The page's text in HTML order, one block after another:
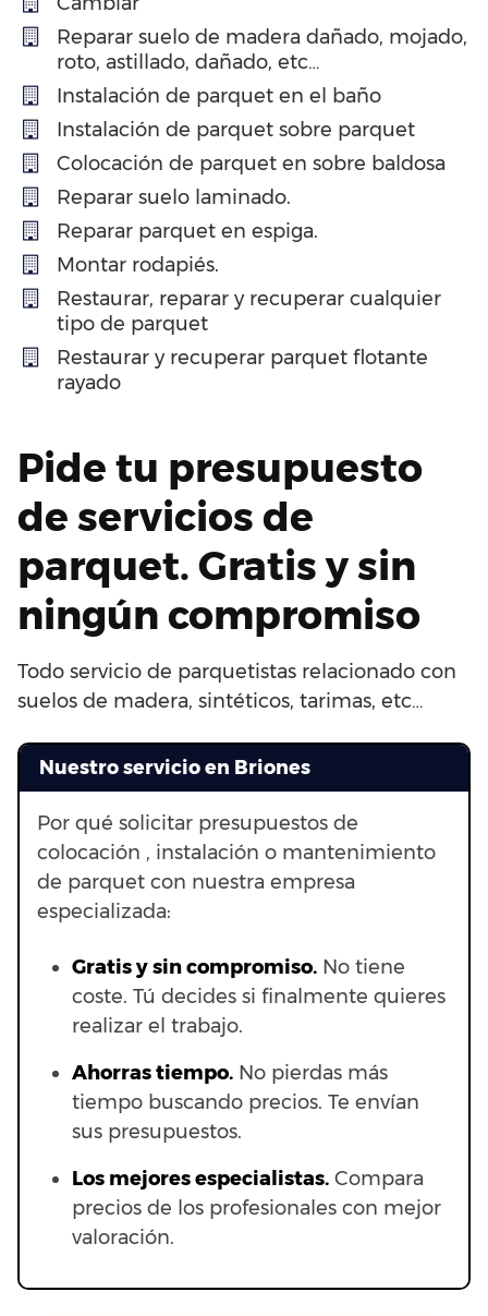
Reparar suelo de madera dañado, mojado,
roto, astillado, dañado, etc…
Instalación de parquet en el baño
Instalación de parquet sobre parquet
Colocación de parquet en sobre baldosa
Reparar suelo laminado.
Reparar parquet en espiga.
Montar rodapiés.
Restaurar, reparar y recuperar cualquier
tipo de parquet
Restaurar y recuperar parquet flotante
rayado
Pide tu presupuesto
de servicios de
parquet. Gratis y sin
ningún compromiso
Todo servicio de parquetistas relacionado con
suelos de madera, sintéticos, tarimas, etc…
Nuestro servicio en Briones
Por qué solicitar presupuestos de
colocación , instalación o mantenimiento
de parquet con nuestra empresa
especializada:
Gratis y sin compromiso. No tiene
coste. Tú decides si finalmente quieres
realizar el trabajo.
Ahorras tiempo. No pierdas más
tiempo buscando precios. Te envían
sus presupuestos.
Los mejores especialistas. Compara
precios de los profesionales con mejor
valoración.